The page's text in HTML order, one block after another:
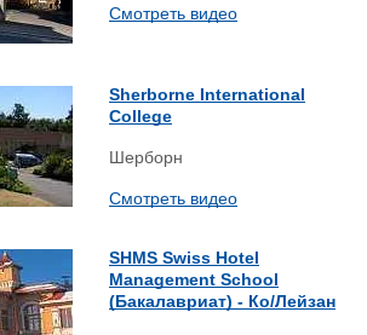
Смотреть видео
Sherborne International
College
Шерборн
Смотреть видео
SHMS Swiss Hotel
Management School
(Бакалавриат) - Ко/Лейзан